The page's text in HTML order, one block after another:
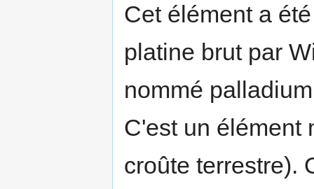
Cet élément a
platine brut par
nommé
C'est un élément
croûte terrestre).